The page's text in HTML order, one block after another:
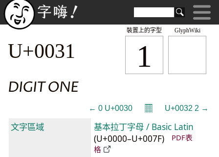
GlyphWiki
1
裝置上的字型
U+0031
DIGIT ONE
← 0 U+0030 𝄜 U+0032 2 →
文字區域
基本拉丁字母 / Basic Latin
(U+0000–U+007F)
PDF表
格